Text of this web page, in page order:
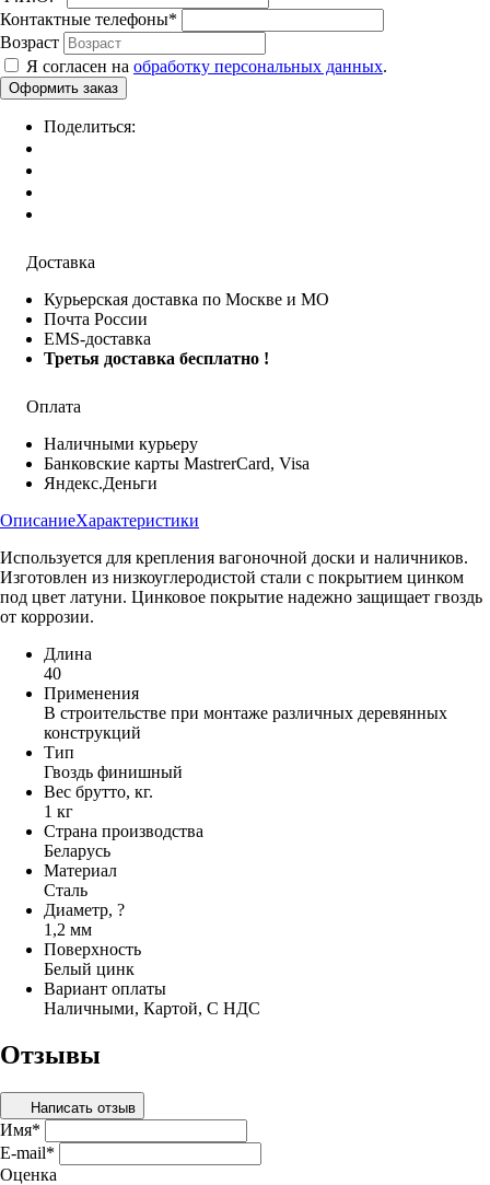
Контактные телефоны*
Возраст
Я согласен на обработку персональных данных.
Поделиться:
Доставка
Курьерская доставка по Москве и МО
Почта России
EMS-доставка
Третья доставка бесплатно !
Оплата
Наличными курьеру
Банковские карты MastrerCard, Visa
Яндекс.Деньги
ОписаниеХарактеристики
Используется для крепления вагоночной доски и наличников.
Изготовлен из низкоуглеродистой стали с покрытием цинком
под цвет латуни. Цинковое покрытие надежно защищает гвоздь
от коррозии.
Длина
40
Применения
В строительстве при монтаже различных деревянных
конструкций
Тип
Гвоздь финишный
Вес брутто, кг.
1 кг
Страна производства
Беларусь
Материал
Сталь
Диаметр, ?
1,2 мм
Поверхность
Белый цинк
Вариант оплаты
Наличными, Картой, С НДС
Отзывы
Написать отзыв
Имя*
E-mail*
Оценка